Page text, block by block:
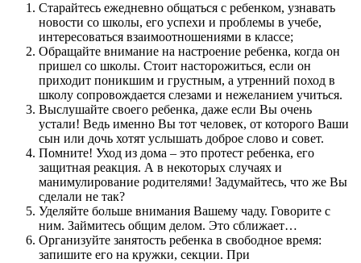
Старайтесь ежедневно общаться с ребенком, узнавать
новости со школы, его успехи и проблемы в учебе,
интересоваться взаимоотношениями в классе;
Обращайте внимание на настроение ребенка, когда он
пришел со школы. Стоит насторожиться, если он
приходит поникшим и грустным, а утренний поход в
школу сопровождается слезами и нежеланием учиться.
Выслушайте своего ребенка, даже если Вы очень
устали! Ведь именно Вы тот человек, от которого Ваши
сын или дочь хотят услышать доброе слово и совет.
Помните! Уход из дома – это протест ребенка, его
защитная реакция. А в некоторых случаях и
манимулирование родителями! Задумайтесь, что же Вы
сделали не так?
Уделяйте больше внимания Вашему чаду. Говорите с
ним. Займитесь общим делом. Это сближает…
Организуйте занятость ребенка в свободное время:
запишите его на кружки, секции. При